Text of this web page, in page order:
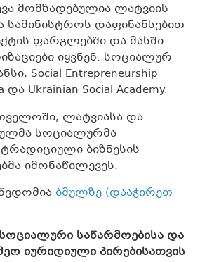
მომზადებულია ლატვიის
სამინისტროს დაფინანსებით
ფარგლებში და მასში
იყვნენ: სოციალურ
Social Entrepreneurship
და Ukrainian Social Academy.
ლატვიასა და
სოციალურმა
ბიზნესის
იმონაწილევეს.
ბმულზე (დააჭირეთ
საწარმოებისა და
იურიდიული პირებისათვის